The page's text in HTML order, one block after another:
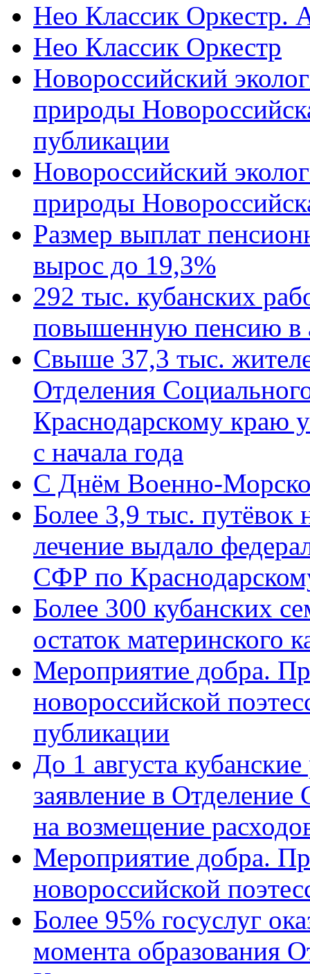
Нео Классик Оркестр.
Нео Классик Оркестр
Новороссийский
природы
публикации
Новороссийский
природы
Размер выплат
вырос до 19,3%
292 тыс. кубанских
повышенную пенсию в
Свыше 37,3 тыс.
Отделения
Краснодарскому краю
с начала года
C Днём Военно-
Более 3,9 тыс. путёвок
лечение выдало
СФР по
Более 300 кубанских
остаток материнского
Мероприятие добра.
новороссийской
публикации
До 1 августа
заявление в
на возмещение
Мероприятие добра.
новороссийской
Более 95% госуслуг
момента образования